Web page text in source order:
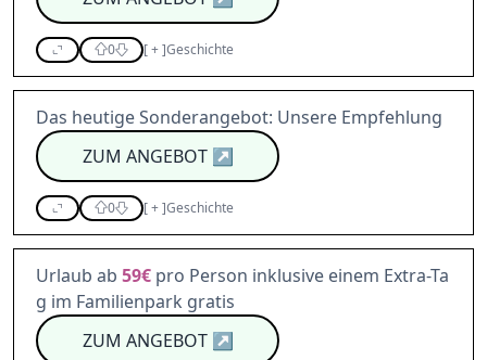
0 [+]Geschichte
Das heutige Sonderangebot: Unsere Empfehlung
ZUM ANGEBOT↗
0 [+]Geschichte
Urlaub ab 59€ pro Person inklusive einem Extra-Ta
g im Familienpark gratis
ZUM ANGEBOT↗